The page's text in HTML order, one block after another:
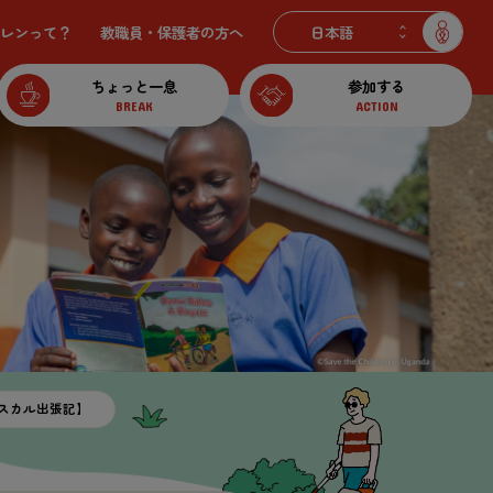
ちょっと一息
BREAK
参加する
ACTION
ンって？ 教職員・保護者の方へ
ル出張記】